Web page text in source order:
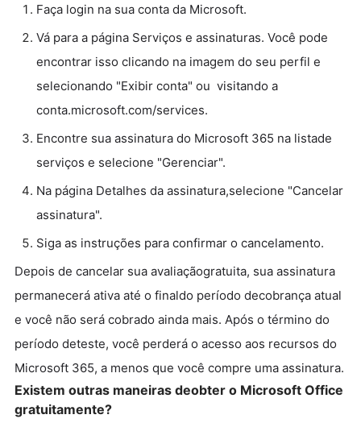
Faça login na sua conta da Microsoft.
Vá para a página Serviços e assinaturas. Você pode
encontrar isso clicando na imagem do seu perfil e
selecionando "Exibir conta" ou visitando a
conta.microsoft.com/services.
Encontre sua assinatura do Microsoft 365 na listade
serviços e selecione "Gerenciar".
Na página Detalhes da assinatura,selecione "Cancelar
assinatura".
Siga as instruções para confirmar o cancelamento.
Depois de cancelar sua avaliaçãogratuita, sua assinatura
permanecerá ativa até o finaldo período decobrança atual
e você não será cobrado ainda mais. Após o término do
período deteste, você perderá o acesso aos recursos do
Microsoft 365, a menos que você compre uma assinatura.
Existem outras maneiras deobter o Microsoft Office
gratuitamente?